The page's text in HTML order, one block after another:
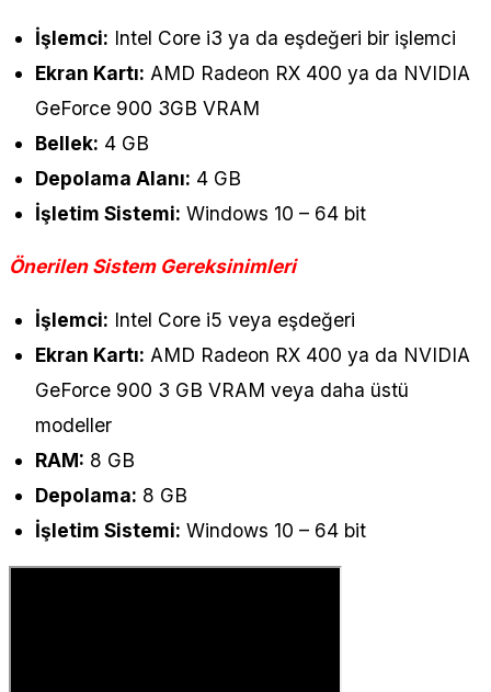
İşlemci: Intel Core i3 ya da eşdeğeri bir işlemci
Ekran Kartı: AMD Radeon RX 400 ya da NVIDIA
GeForce 900 3GB VRAM
Bellek: 4 GB
Depolama Alanı: 4 GB
İşletim Sistemi: Windows 10 – 64 bit
Önerilen Sistem Gereksinimleri
İşlemci: Intel Core i5 veya eşdeğeri
Ekran Kartı: AMD Radeon RX 400 ya da NVIDIA
GeForce 900 3 GB VRAM veya daha üstü
modeller
RAM: 8 GB
Depolama: 8 GB
İşletim Sistemi: Windows 10 – 64 bit